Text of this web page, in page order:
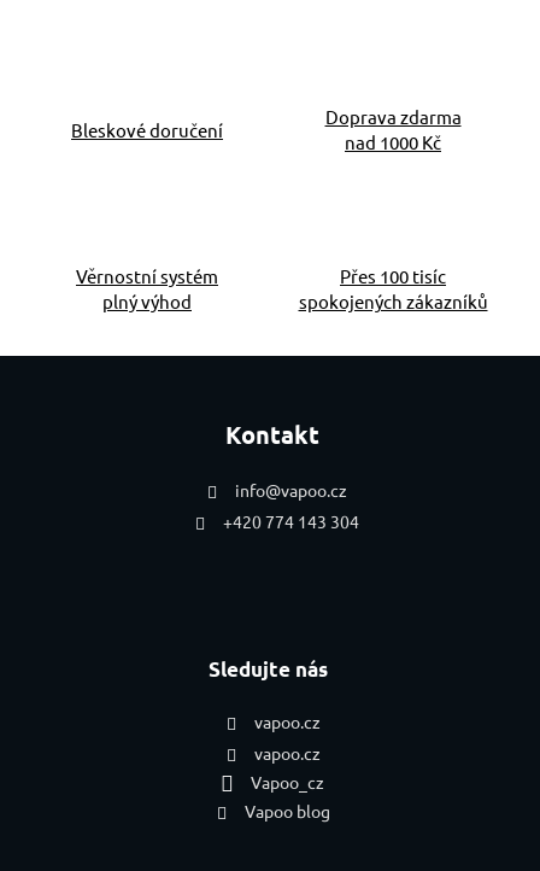
Bleskové doručení
Doprava zdarma
nad 1000 Kč
Věrnostní systém
plný výhod
Přes 100 tisíc
spokojených zákazníků
Kontakt
info@vapoo.cz
+420 774 143 304
Sledujte nás
vapoo.cz
vapoo.cz
Vapoo_cz
Vapoo blog